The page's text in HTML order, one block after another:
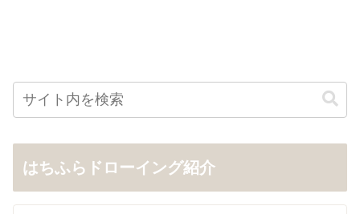
はちふらドローイング紹介